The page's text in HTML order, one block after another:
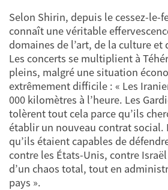
Selon Shirin, depuis le cessez-le-
connaît une véritable
domaines de l’art, de la culture
Les concerts se multiplient à
pleins, malgré une situation
extrêmement difficile : « Les
000 kilomètres à l’heure. Les
tolèrent tout cela parce qu’ils
établir un nouveau contrat
qu’ils étaient capables de
contre les États-Unis, contre
d’un chaos total, tout en
pays ».